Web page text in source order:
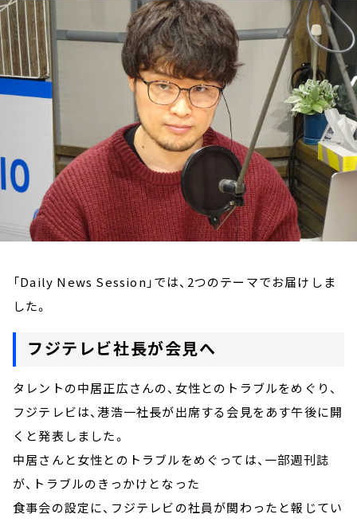
お知らせ
イベント・グッズ
YouTube
会社情報
「Daily News Session」では、2つのテーマでお届けしま
した。
フジテレビ社長が会見へ
タレントの中居正広さんの、女性とのトラブルをめぐり、
フジテレビは、港浩一社長が出席する会見をあす午後に開
くと発表しました。
中居さんと女性とのトラブルをめぐっては、一部週刊誌
が、トラブルのきっかけとなった
食事会の設定に、フジテレビの社員が関わったと報じてい